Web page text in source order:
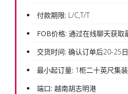
付款期限: L/C,T/T
FOB价格: 通过在线聊天获取
交货时间: 确认订单后20-25日
最小起订量: 1柜二十英尺集
端口: 越南胡志明港